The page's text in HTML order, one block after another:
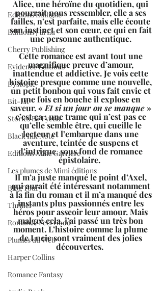
Editions Ediligne
Editions J'ai Lu
Cherry Publishing
Evidence Editions
Dystopie
Bit-Lit
Stories By Fyctia
Black Ink Note
Editions Anne Carrière
Les plumes de Mimi éditions
Blog Tour
Thriller
Romance Feel Good
Plumes du Web
Harper Collins
Romance Fantasy
Alice, une héroïne du quotidien, qui
pourrait nous ressembler, elle a ses
failles, n’est parfaite, mais elle écoute
son instinct et son cœur, ce qui en fait
une personne authentique.
Cette romance est avant tout une
magnifique preuve d’amour,
inattendue et addictive. Je vois cette
histoire presque comme une nouvelle,
un petit bonbon qui vous fait envie et
une fois en bouche il explose en
saveur. « Et si un jour on se manque »
c’est ça : une trame qui n’est pas ce
qu’elle semble être, qui cueille le
lecteur et l’embarque dans une
aventure, teintée de suspens et
d’intrigue, sous fond de romance
épistolaire.
Il m’a juste manqué le point d’Axel,
qui aurait été intéressant notamment
à la fin du roman et il m’a manqué des
instants plus passionnés entre les
héros pour asseoir leur amour. Mais
malgré cela, j’ai passé un très bon
moment. L’histoire comme la plume
de Lucie sont vraiment des jolies
découvertes.